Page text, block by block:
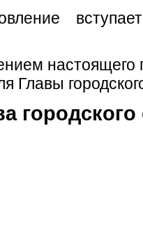
настоящего
Главы
городского